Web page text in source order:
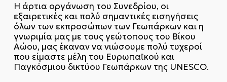
Η άρτια οργάνωση του Συνεδρίου, οι
εξαιρετικές και πολύ σημαντικές εισηγήσεις
όλων των εκπροσώπων των Γεωπάρκων και η
γνωριμία μας με τους γεώτοπους του Βίκου
Αώου, μας έκαναν να νιώσουμε πολύ τυχεροί
που είμαστε μέλη του Ευρωπαϊκού και
Παγκόσμιου δικτύου Γεωπάρκων της UNESCO.